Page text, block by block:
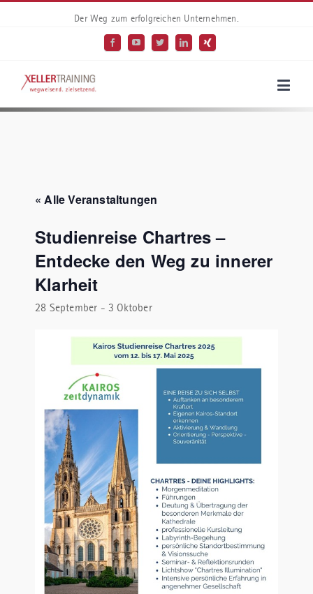
Der Weg zum erfolgreichen Unternehmen.
« Alle Veranstaltungen
Studienreise Chartres –
Entdecke den Weg zu innerer
Klarheit
28 September -3 Oktober